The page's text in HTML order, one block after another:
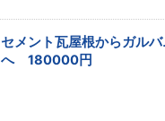
セメント瓦屋根からガル
へ 180000円